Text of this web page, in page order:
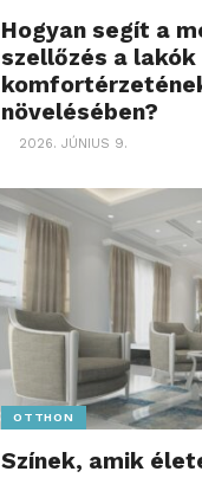
Hogyan segít a
szellőzés a lakók
növelésében?
2026. JÚNIUS 9.
OTTHON
Színek, amik